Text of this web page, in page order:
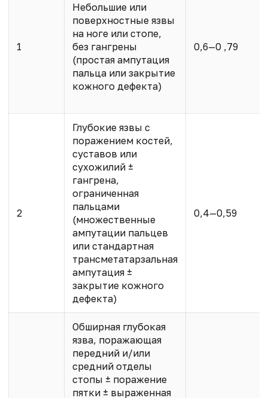
1
Небольшие или
поверхностные язвы
на ноге или стопе,
без гангрены
(простая ампутация
пальца или закрытие
кожного дефекта)
0,6—0 ,79
2
Глубокие язвы с
поражением костей,
суставов или
сухожилий ±
гангрена,
ограниченная
пальцами
(множественные
ампутации пальцев
или стандартная
трансметатарзальная
ампутация ±
закрытие кожного
дефекта)
0,4—0,59
Обширная глубокая
язва, поражающая
передний и/или
средний отделы
стопы ± поражение
пятки ± выраженная